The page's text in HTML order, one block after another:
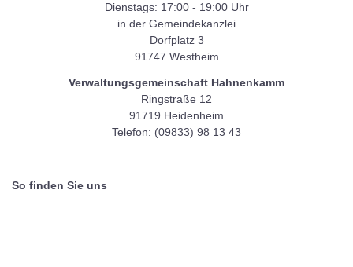
Dienstags: 17:00 - 19:00 Uhr
in der Gemeindekanzlei
Dorfplatz 3
91747 Westheim
Verwaltungsgemeinschaft Hahnenkamm
Ringstraße 12
91719 Heidenheim
Telefon: (09833) 98 13 43
So finden Sie uns